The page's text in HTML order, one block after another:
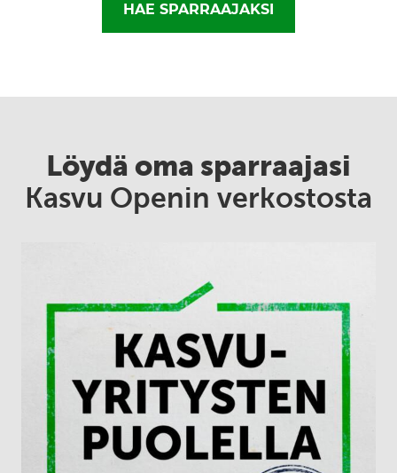
HAE SPARRAAJAKSI
Löydä oma sparraajasi
Kasvu Openin verkostosta